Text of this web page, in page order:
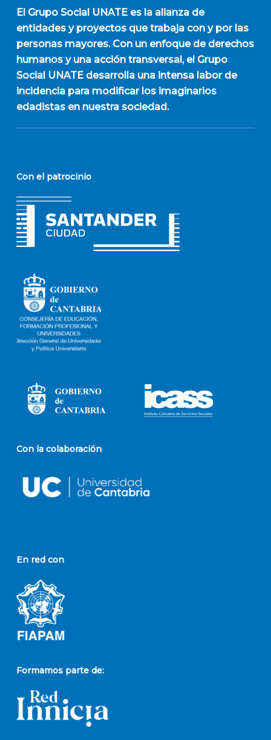
El Grupo Social UNATEes la alianza de
entidades y proyectos que trabaja con y por las
personas mayores. Con un enfoque de derechos
humanos y una acción transversal, el Grupo
Social UNATE desarrolla una intensa labor de
incidencia para modificar los imaginarios
edadistas en nuestra sociedad.
Con el patrocinio
Con la colaboración
En red con
Formamos parte de: